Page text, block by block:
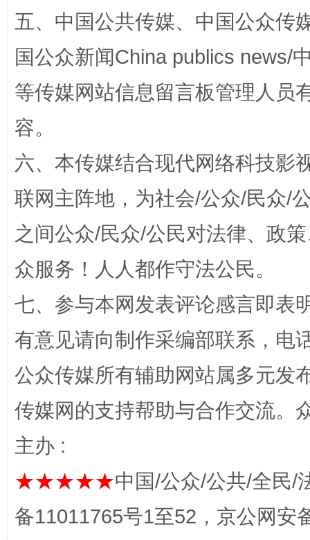
招工难、用工荒背后
网上购药对药下症？
五、中国公共传媒、中国公众传
国公众新闻China publics news/
等传媒网站信息留言板管理人员
容。
六、本传媒结合现代网络科技影
联网主阵地，为社会/公众/民众/
之间公众/民众/公民对法律、政
众服务！人人都作守法公民。
七、参与本网发表评论感言即表
有意见请向制作采编部联系，电
公众传媒所有辅助网站属多元发
传媒网的支持帮助与合作交流。
主办 :
★★★★★中国/公众/公共/全民/
备11011765号1至52，京公网安